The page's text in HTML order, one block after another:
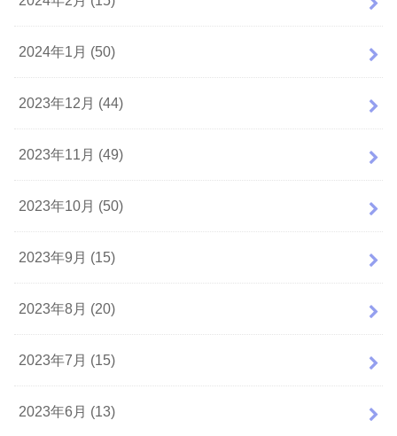
2024年1月 (50)
2023年12月 (44)
2023年11月 (49)
2023年10月 (50)
2023年9月 (15)
2023年8月 (20)
2023年7月 (15)
2023年6月 (13)